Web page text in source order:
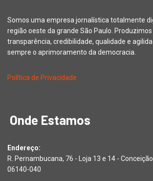
Somos uma empresa jornalística totalmente
região oeste da grande São Paulo.
transparência, credibilidade, qualidade e
sempre o aprimoramento da democracia.
Política de Privacidade
Onde Estamos
Endereço:
R. Pernambucana, 76 - Loja 13 e 14 -
06140-040